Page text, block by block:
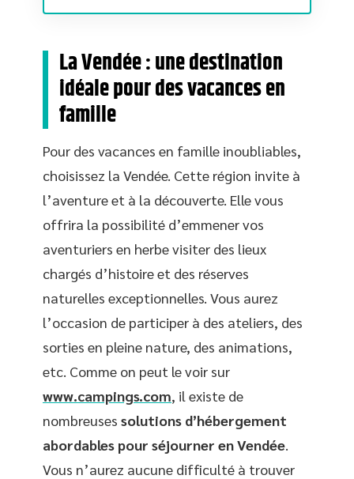
La Vendée : une destination
idéale pour des vacances en
famille
Pour des vacances en famille inoubliables,
choisissez la Vendée. Cette région invite à
l’aventure et à la découverte. Elle vous
offrira la possibilité d’emmener vos
aventuriers en herbe visiter des lieux
chargés d’histoire et des réserves
naturelles exceptionnelles. Vous aurez
l’occasion de participer à des ateliers, des
sorties en pleine nature, des animations,
etc. Comme on peut le voir sur
www.campings.com, il existe de
nombreuses solutions d’hébergement
abordables pour séjourner en Vendée.
Vous n’aurez aucune difficulté à trouver